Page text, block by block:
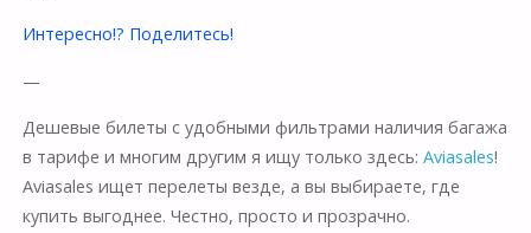
Интересно!? Поделитесь!
—
Дешевые билеты с удобными фильтрами наличия багажа
в тарифе и многим другим я ищу только здесь: Aviasales!
Aviasales ищет перелеты везде, а вы выбираете, где
купить выгоднее. Честно, просто и прозрачно.